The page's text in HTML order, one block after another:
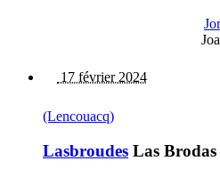
17 février 2024
(Lencouacq)
Lasbroudes Las Brodas